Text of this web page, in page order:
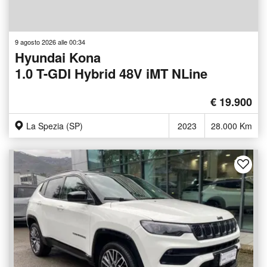
9 agosto 2026 alle 00:34
Hyundai Kona
1.0 T-GDI Hybrid 48V iMT NLine
€ 19.900
La Spezia (SP) 2023 28.000 Km